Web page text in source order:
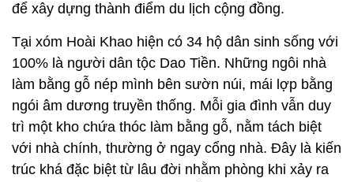
để xây dựng thành điểm du lịch cộng đồng.
Tại xóm Hoài Khao hiện có 34 hộ dân sinh sống với
100% là người dân tộc Dao Tiền. Những ngôi nhà
làm bằng gỗ nép mình bên sườn núi, mái lợp bằng
ngói âm dương truyền thống. Mỗi gia đình vẫn duy
trì một kho chứa thóc làm bằng gỗ, nằm tách biệt
với nhà chính, thường ở ngay cổng nhà. Đây là kiến
trúc khá đặc biệt từ lâu đời nhằm phòng khi xảy ra